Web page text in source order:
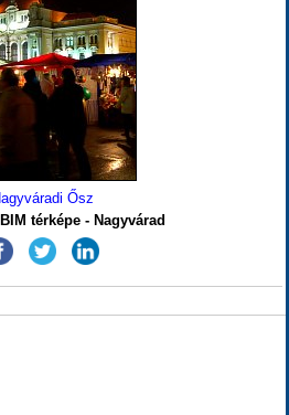
Ősz
térképe - Nagyvárad